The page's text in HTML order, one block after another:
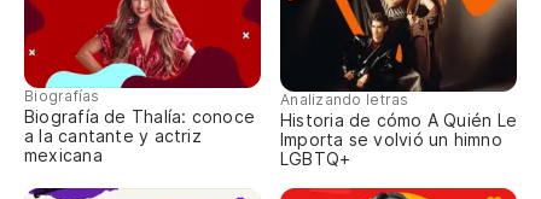
Biografías
Biografía de Thalía: conoce
a la cantante y actriz
mexicana
Analizando letras
Historia de cómo A Quién Le
Importa se volvió un himno
LGBTQ+